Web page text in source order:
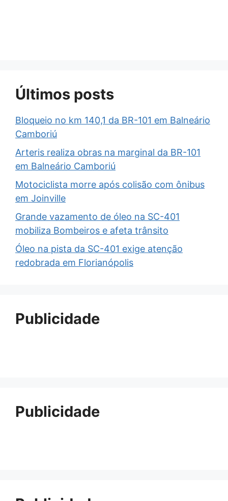
Últimos posts
Bloqueio no km 140,1 da BR-101 em Balneário
Camboriú
Arteris realiza obras na marginal da BR-101
em Balneário Camboriú
Motociclista morre após colisão com ônibus
em Joinville
Grande vazamento de óleo na SC-401
mobiliza Bombeiros e afeta trânsito
Óleo na pista da SC-401 exige atenção
redobrada em Florianópolis
Publicidade
Publicidade